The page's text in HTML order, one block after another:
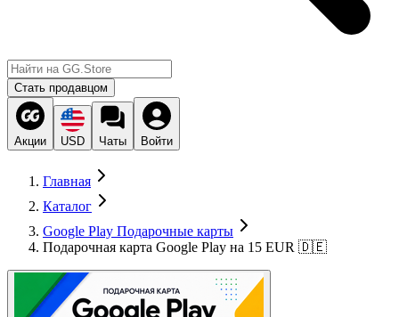
Стать продавцом
Акции USD Чаты Войти
Главная
Каталог
Google Play Подарочные карты
Подарочная карта Google Play на 15 EUR 🇩🇪